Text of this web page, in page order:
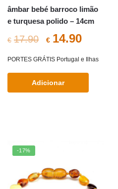
âmbar bebé barroco limão
e turquesa polido – 14cm
€ 17.90
O
preço
original
era:
€ 14.90O
preço
atual
é:
PORTES GRÁTIS Portugal e Ilhas
Adicionar
-17%